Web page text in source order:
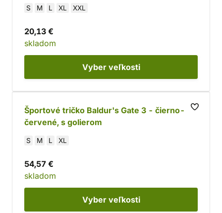
S M L XL XXL
20,13 €
skladom
Vyber veľkosti
Športové tričko Baldur's Gate 3 - čierno-
červené, s golierom
S M L XL
54,57 €
skladom
Vyber veľkosti